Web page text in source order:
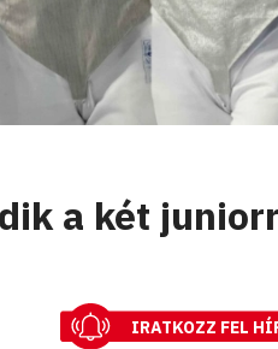
a két
IRATKOZZ FEL